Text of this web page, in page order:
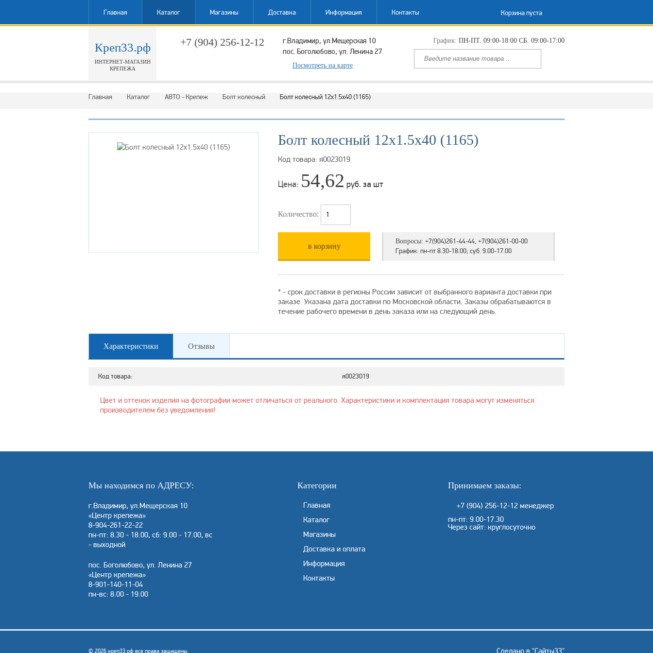
Главная Каталог Магазины Доставка Информация Контакты Корзина пуста
Креп33.рф
ИНТЕРНЕТ-МАГАЗИН
КРЕПЕЖА
+7 (904) 256-12-12
г.Владимир, ул.Мещерская 10
пос. Боголюбово, ул. Ленина 27
Посмотреть на карте
График: ПН-ПТ. 09:00-18:00 СБ. 09:00-17:00
Главная Каталог АВТО - Крепеж Болт колесный Болт колесный 12х1.5х40 (1165)
Болт колесный 12х1.5х40 (1165)
Код товара: я0023019
Цена: 54,62 руб. за шт
Количество:
в корзину
Вопросы: +7(904)261-44-44, +7(904)261-00-00
График: пн-пт 8.30-18.00; суб. 9.00-17.00
* - срок доставки в регионы России зависит от выбранного варианта доставки при
заказе. Указана дата доставки по Московской области. Заказы обрабатываются в
течение рабочего времени в день заказа или на следующий день.
Характеристики Отзывы
Код товара: я0023019
Цвет и оттенок изделия на фотографии может отличаться от реального. Характеристики и комплектация товара могут изменяться
производителем без уведомления!
Мы находимся по АДРЕСУ:
г.Владимир, ул.Мещерская 10
«Центр крепежа»
8-904-261-22-22
пн-пт: 8.30 - 18.00, сб: 9.00 - 17.00, вс
- выходной
пос. Боголюбово, ул. Ленина 27
«Центр крепежа»
8-901-140-11-04
пн-вс: 8.00 - 19.00
Категории
Главная
Каталог
Магазины
Доставка и оплата
Информация
Контакты
Принимаем заказы:
+7 (904) 256-12-12 менеджер
пн-пт: 9.00-17.30
Через сайт: круглосуточно
© 2026 креп33.рф все права защищены Сделано в "Сайты33"